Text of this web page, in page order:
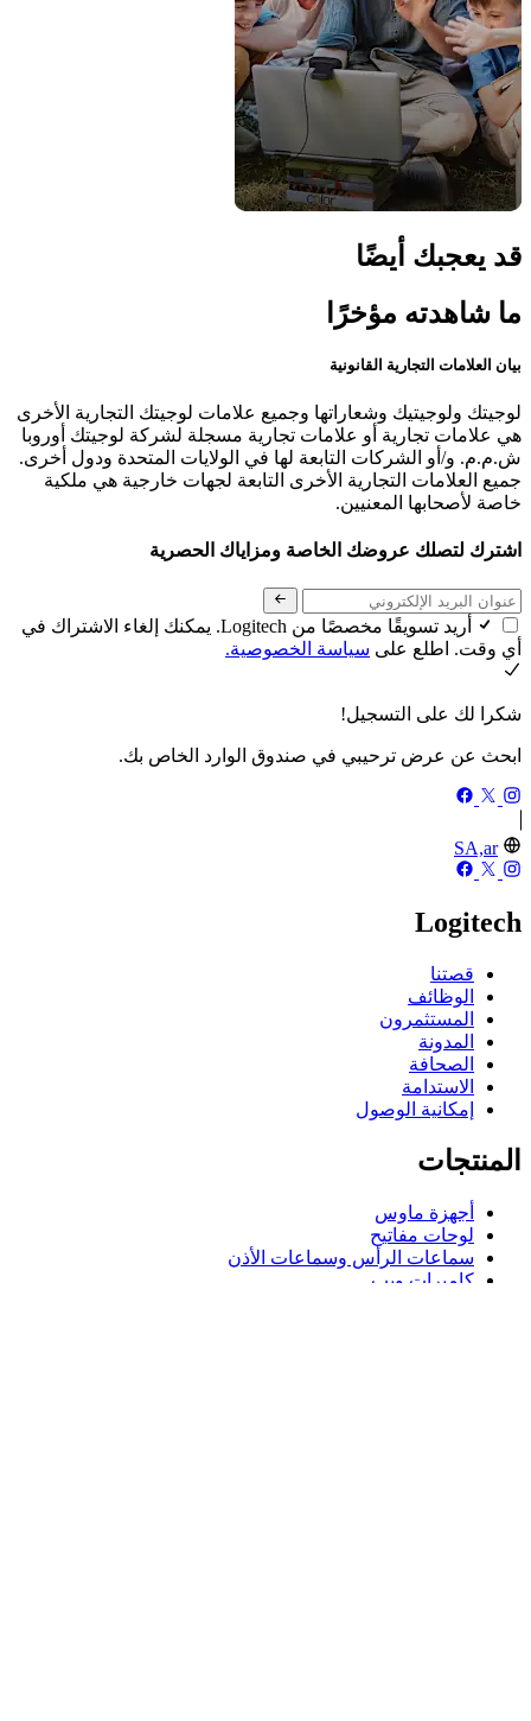
قد يعجبك أيضًا
ما شاهدته مؤخرًا
بيان العلامات التجارية القانونية
لوجيتك ولوجيتيك وشعاراتها وجميع علامات لوجيتك التجارية الأخرى
هي علامات تجارية أو علامات تجارية مسجلة لشركة لوجيتك أوروبا
ش.م.م. و/أو الشركات التابعة لها في الولايات المتحدة ودول أخرى.
جميع العلامات التجارية الأخرى التابعة لجهات خارجية هي ملكية
خاصة لأصحابها المعنيين.
اشترك لتصلك عروضك الخاصة ومزاياك الحصرية
أريد تسويقًا مخصصًا من Logitech. يمكنك إلغاء الاشتراك في
أي وقت. اطلع على سياسة الخصوصية.
شكرا لك على التسجيل!
ابحث عن عرض ترحيبي في صندوق الوارد الخاص بك.
SA,ar
Logitech
قصتنا
الوظائف
المستثمرون
المدونة
الصحافة
الاستدامة
إمكانية الوصول
المنتجات
أجهزة ماوس
لوحات مفاتيح
سماعات الرأس وسماعات الأذن
كاميرات ويب